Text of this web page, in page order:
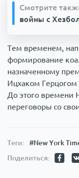
Смотрите
войны с
Тем временем,
формирование
назначенному
Ицхаком Герцогом
До этого времени
переговоры со
Теги: #New York
Поделиться: